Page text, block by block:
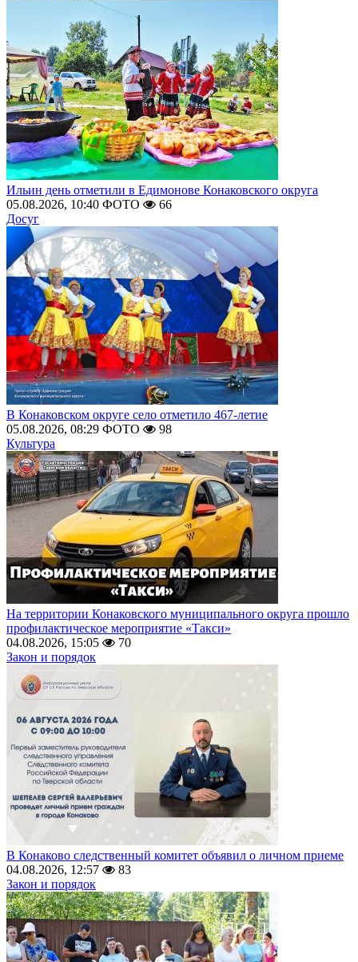
Ильин день отметили в Едимонове Конаковского округа
05.08.2026, 10:40 ФОТО
66
Досуг
В Конаковском округе село отметило 467-летие
05.08.2026, 08:29 ФОТО
98
Культура
На территории Конаковского муниципального округа прошло
профилактическое мероприятие «Такси»
04.08.2026, 15:05
70
Закон и порядок
В Конаково следственный комитет объявил о личном приеме
04.08.2026, 12:57
83
Закон и порядок